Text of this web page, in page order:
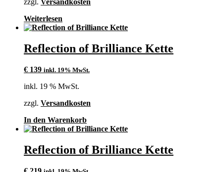
zzgl. Versandkosten
Weiterlesen
Reflection of Brilliance Kette
€ 139 inkl. 19% MwSt.
inkl. 19 % MwSt.
zzgl. Versandkosten
In den Warenkorb
Reflection of Brilliance Kette